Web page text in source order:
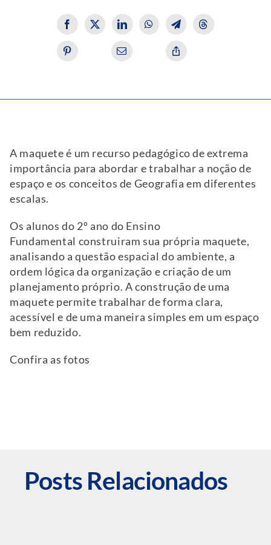
A maquete é um recurso pedagógico de extrema
importância para abordar e trabalhar a noção de
espaço e os conceitos de Geografia em diferentes
escalas.
Os alunos do 2º ano do Ensino
Fundamental construiram sua própria maquete,
analisando a questão espacial do ambiente, a
ordem lógica da organização e criação de um
planejamento próprio. A construção de uma
maquete permite trabalhar de forma clara,
acessível e de uma maneira simples em um espaço
bem reduzido.
Confira as fotos
Posts Relacionados